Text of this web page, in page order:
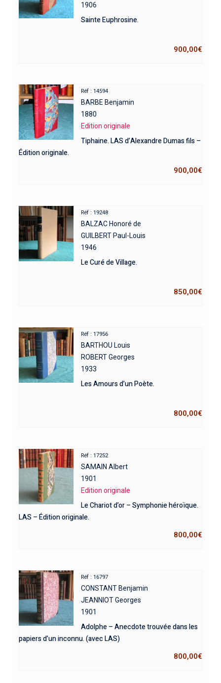
1906
Sainte Euphrosine.
900,00€
Réf : 14594
BARBE Benjamin
1880
Edition originale
Tiphaine. LAS d’Alexandre Dumas fils –
Édition originale.
900,00€
Réf : 19248
BALZAC Honoré de
GUILBERT Paul-Louis
1946
Le Curé de Village.
850,00€
Réf : 17956
BARTHOU Louis
ROBERT Georges
1933
Les Amours d’un Poète.
800,00€
Réf : 17252
SAMAIN Albert
1901
Edition originale
Le Chariot d’or – Symphonie héroïque.
LAS – Édition originale.
800,00€
Réf : 16797
CONSTANT Benjamin
JEANNIOT Georges
1901
Adolphe – Anecdote trouvée dans les
papiers d’un inconnu. (avec LAS)
800,00€